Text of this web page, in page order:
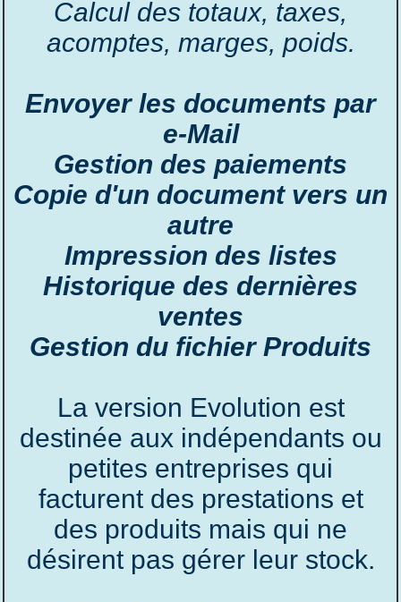
Calcul des totaux, taxes,
acomptes, marges, poids.
Envoyer les documents par
e-Mail
Gestion des paiements
Copie d'un document vers un
autre
Impression des listes
Historique des dernières
ventes
Gestion du fichier Produits
La version Evolution est
destinée aux indépendants ou
petites entreprises qui
facturent des prestations et
des produits mais qui ne
désirent pas gérer leur stock.